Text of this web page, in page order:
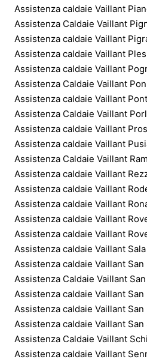
Assistenza caldaie Vaillant
Assistenza Caldaie Vaillant
Assistenza caldaie Vaillant
Assistenza caldaie Vaillant
Assistenza caldaie Vaillant
Assistenza Caldaie Vaillant
Assistenza caldaie Vaillant
Assistenza Caldaie Vaillant
Assistenza caldaie Vaillant
Assistenza caldaie Vaillant
Assistenza Caldaie Vaillant
Assistenza caldaie Vaillant
Assistenza caldaie Vaillant
Assistenza caldaie Vaillant
Assistenza caldaie Vaillant
Assistenza caldaie Vaillant
Assistenza caldaie Vaillant
Assistenza caldaie Vaillant
Assistenza Caldaie Vaillant
Assistenza caldaie Vaillant
Assistenza caldaie Vaillant
Assistenza caldaie Vaillant
Assistenza Caldaie Vaillant
Assistenza caldaie Vaillant